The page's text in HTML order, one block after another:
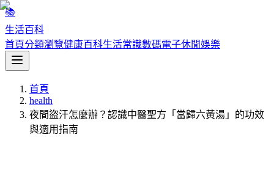
📚
生活百科
首頁分類瀏覽健康百科生活常識數碼電子休閒娛樂
首頁
health
夜間盜汗怎麼辦？認識中醫聖方「當歸六黃湯」的功效
與適用指南